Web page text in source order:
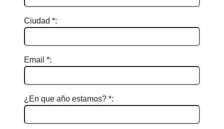
Ciudad *:
Email *:
¿En que año estamos? *: